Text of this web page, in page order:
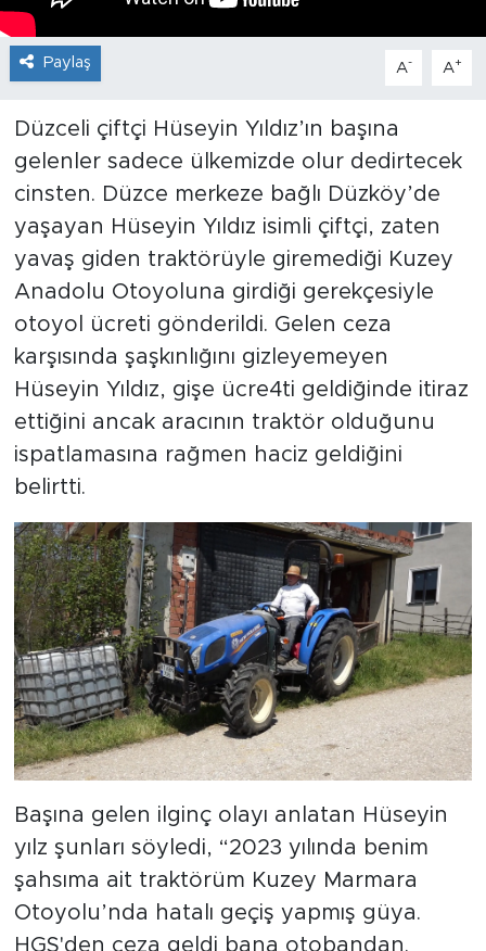
Paylaş A- A+
Düzceli çiftçi Hüseyin Yıldız’ın başına
gelenler sadece ülkemizde olur dedirtecek
cinsten. Düzce merkeze bağlı Düzköy’de
yaşayan Hüseyin Yıldız isimli çiftçi, zaten
yavaş giden traktörüyle giremediği Kuzey
Anadolu Otoyoluna girdiği gerekçesiyle
otoyol ücreti gönderildi. Gelen ceza
karşısında şaşkınlığını gizleyemeyen
Hüseyin Yıldız, gişe ücre4ti geldiğinde itiraz
ettiğini ancak aracının traktör olduğunu
ispatlamasına rağmen haciz geldiğini
belirtti.
Başına gelen ilginç olayı anlatan Hüseyin
yılz şunları söyledi, “2023 yılında benim
şahsıma ait traktörüm Kuzey Marmara
Otoyolu’nda hatalı geçiş yapmış güya.
HGS'den ceza geldi bana otobandan.